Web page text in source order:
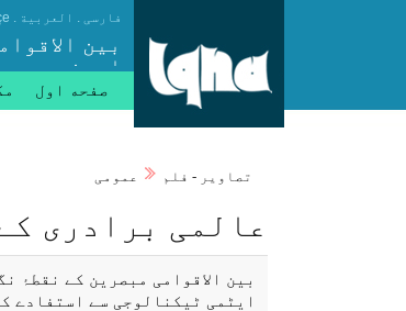
فارسی . العربیة .
بین
ایجنسی
صفحه اول
تصاوير - فلم عمومی
عالمی برادری
بين الاقوامی مبصرين كے نقطۂ
ایٹمی ٹيكنالوجی سے استفادے